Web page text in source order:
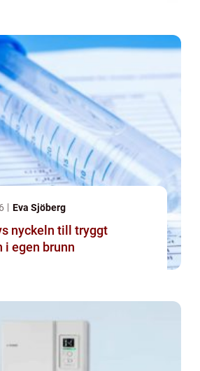
Eva Sjöberg
i egen brunn